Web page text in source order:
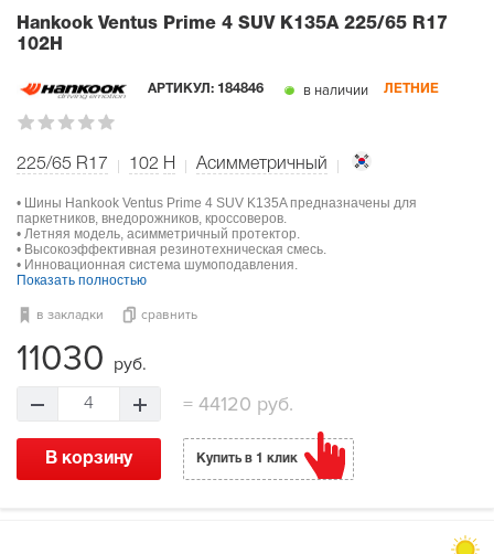
Hankook Ventus Prime 4 SUV K135A 225/65 R17
102H
АРТИКУЛ: 184846 в наличии ЛЕТНИЕ
225/65 R17 102 H Асимметричный
• Шины Hankook Ventus Prime 4 SUV K135A предназначены для
паркетников, внедорожников, кроссоверов.
• Летняя модель, асимметричный протектор.
• Высокоэффективная резинотехническая смесь.
• Инновационная система шумоподавления.
Показать полностью
в закладки сравнить
11030 руб.
4 =44120 руб.
В корзину Купить в 1 клик